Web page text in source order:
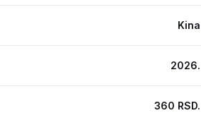
Kina
2026.
360 RSD.